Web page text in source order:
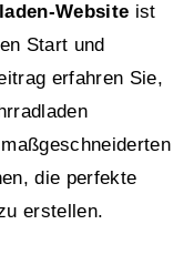
Website ist
Start und
erfahren Sie,
die perfekte
erstellen.